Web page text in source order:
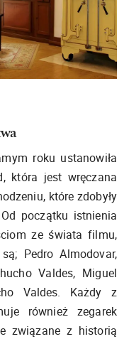
roku ustanowiła
która jest wręczana
które zdobyły
początku istnienia
ze świata filmu,
Pedro Almodovar,
Valdes, Miguel
Valdes. Każdy z
również zegarek
związane z historią